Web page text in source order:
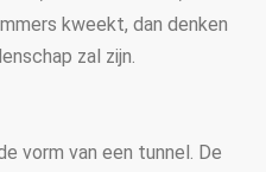
kweekt, dan denken
zal zijn.
vorm van een tunnel. De